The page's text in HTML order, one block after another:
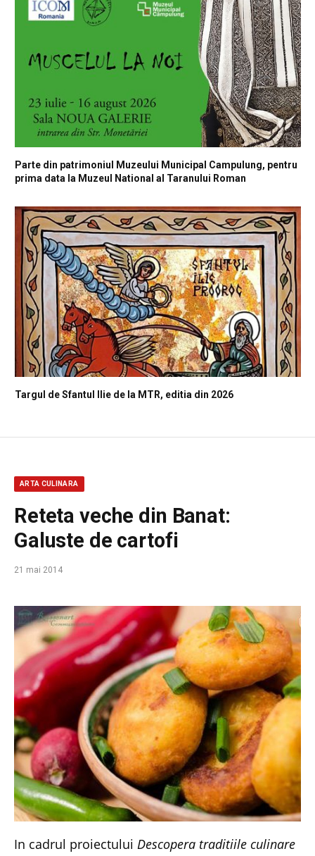
Parte din patrimoniul Muzeului Municipal Campulung, pentru
prima data la Muzeul National al Taranului Roman
Targul de Sfantul Ilie de la MTR, editia din 2026
ARTA CULINARA
Reteta veche din Banat:
Galuste de cartofi
21 mai 2014
In cadrul proiectului Descopera traditiile culinare